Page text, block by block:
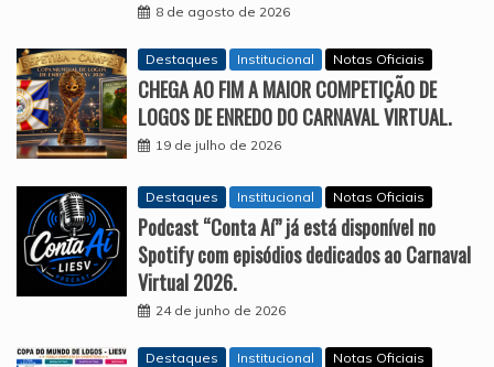
8 de agosto de 2026
Destaques Institucional Notas Oficiais
CHEGA AO FIM A MAIOR COMPETIÇÃO DE
LOGOS DE ENREDO DO CARNAVAL VIRTUAL.
19 de julho de 2026
Destaques Institucional Notas Oficiais
Podcast “Conta Aí” já está disponível no
Spotify com episódios dedicados ao Carnaval
Virtual 2026.
24 de junho de 2026
Destaques Institucional Notas Oficiais